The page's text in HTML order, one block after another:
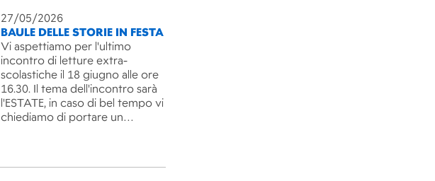
27/05/2026
BAULE DELLE STORIE IN FESTA
Vi aspettiamo per l'ultimo
incontro di letture extra-
scolastiche il 18 giugno alle ore
16.30. Il tema dell'incontro sarà
l'ESTATE, in caso di bel tempo vi
chiediamo di portare un…